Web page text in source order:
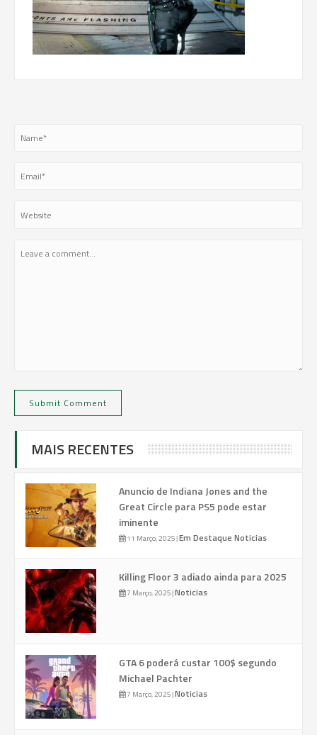
MAIS RECENTES
Anuncio de Indiana Jones and the
Great Circle para PS5 pode estar
iminente
11 Março, 2025|Em Destaque Noticias
Killing Floor 3 adiado ainda para 2025
7 Março, 2025|Noticias
GTA 6 poderá custar 100$ segundo
Michael Pachter
7 Março, 2025|Noticias